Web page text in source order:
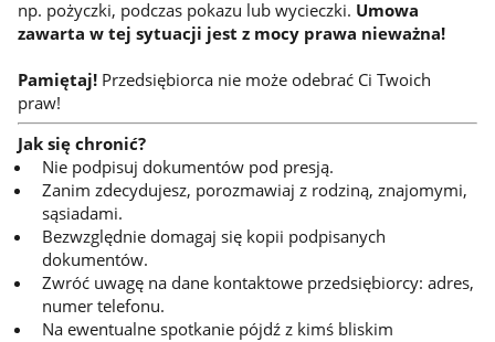
np. pożyczki, podczas pokazu lub wycieczki. Umowa
zawarta w tej sytuacji jest z mocy prawa nieważna!
Pamiętaj! Przedsiębiorca nie może odebrać Ci Twoich
praw!
Jak się chronić?
Nie podpisuj dokumentów pod presją.
Zanim zdecydujesz, porozmawiaj z rodziną, znajomymi,
sąsiadami.
Bezwzględnie domagaj się kopii podpisanych
dokumentów.
Zwróć uwagę na dane kontaktowe przedsiębiorcy: adres,
numer telefonu.
Na ewentualne spotkanie pójdź z kimś bliskim